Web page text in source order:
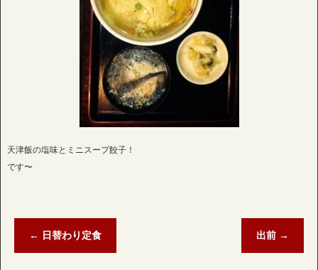
天津飯の塩味とミニスープ餃子！
です〜
← 日替わり定食 出前 →